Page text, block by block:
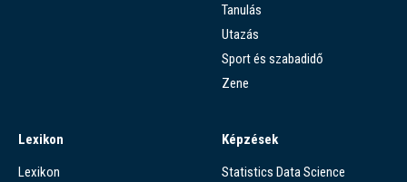
Tanulás
Utazás
Sport és szabadidő
Zene
Lexikon
Lexikon
Képzések
Statistics Data Science